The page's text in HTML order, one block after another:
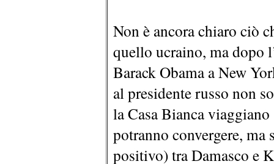
Non è ancora chiaro ciò
quello ucraino, ma dopo
Barack Obama a New
al presidente russo non
la Casa Bianca
potranno convergere, ma
positivo) tra Damasco e